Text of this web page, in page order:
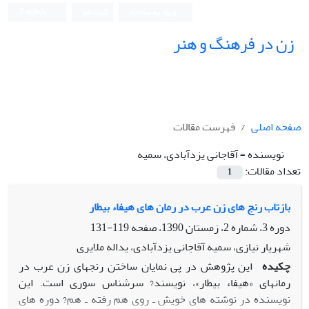
زن در فرهنگ و هنر
صفحه اصلی
فهرست مقالات
نویسنده =آقاجانی یزدآبادی، سمیه
تعداد مقالات:
1
بازتاب رنج های زن عرب در رمان های هیفاء بیطار
دوره 3، شماره 2، زمستان 1390، صفحه
119-131
شهریار نیازی، سمیه آقاجانی یزدآبادی، یداله ملایری
چکیده این پژوهش در پی نمایان ساختن رنجهای زن عرب در
رمانهای «هیفاء بیطار»، نویسند? سرشناس سوری است. این
نویسنده در نوشته های خویش ـ روی هم رفته ـ هم? دوره های